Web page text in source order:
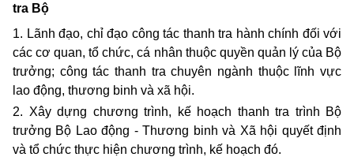
tra Bộ
1. Lãnh đạo, chỉ đạo công tác thanh tra hành chính đối với
các cơ quan, tổ chức, cá nhân thuộc quyền quản lý của Bộ
trưởng; công tác thanh tra chuyên ngành thuộc lĩnh vực
lao động, thương binh và xã hội.
2. Xây dựng chương trình, kế hoạch thanh tra trình Bộ
trưởng Bộ Lao động - Thương binh và Xã hội quyết định
và tổ chức thực hiện chương trình, kế hoạch đó.